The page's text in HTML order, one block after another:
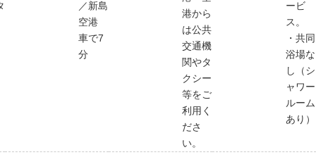
／新島
空港
車で7
分
港から
は公共
交通機
関やタ
クシー
等をご
利用く
ださ
い。
ービ
ス。
・共同
浴場な
し（シ
ャワー
ルーム
あり）